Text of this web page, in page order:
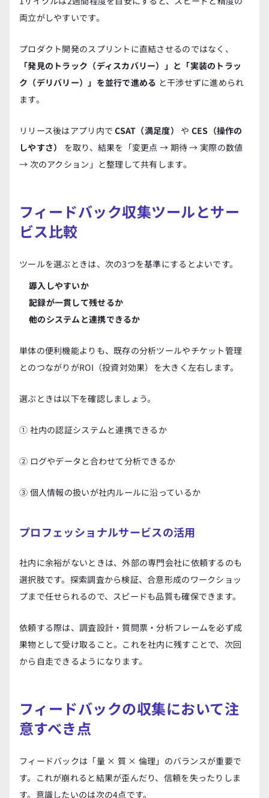
両立がしやすいです。
プロダクト開発のスプリントに直結させるのではなく、
「発見のトラック（ディスカバリー）」と「実装のトラッ
ク（デリバリー）」を並行で進める と干渉せずに進められ
ます。
リリース後はアプリ内で CSAT（満足度） や CES（操作の
しやすさ）
を取り、結果を「変更点 → 期待 → 実際の数値
→ 次のアクション」と整理して共有します。
フィードバック収集ツールとサー
ビス比較
ツールを選ぶときは、次の3つを基準にするとよいです。
導入しやすいか
記録が一貫して残せるか
他のシステムと連携できるか
単体の便利機能よりも、既存の分析ツールやチケット管理
とのつながりがROI（投資対効果）を大きく左右します。
選ぶときは以下を確認しましょう。
① 社内の認証システムと連携できるか
② ログやデータと合わせて分析できるか
③ 個人情報の扱いが社内ルールに沿っているか
プロフェッショナルサービスの活用
社内に余裕がないときは、外部の専門会社に依頼するのも
選択肢です。探索調査から検証、合意形成のワークショッ
プまで任せられるので、スピードも品質も確保できます。
依頼する際は、調査設計・質問票・分析フレームを必ず成
果物として受け取ること。これを社内に残すことで、次回
から自走できるようになります。
フィードバックの収集において注
意すべき点
フィードバックは「量 × 質 × 倫理」のバランスが重要で
す。これが崩れると結果が歪んだり、信頼を失ったりしま
す。意識したいのは次の4点です。